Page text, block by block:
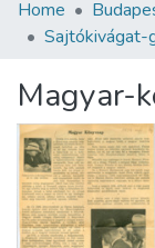
Communities
Statistics
About us
Home
Sajtókivágat-
Magyar-